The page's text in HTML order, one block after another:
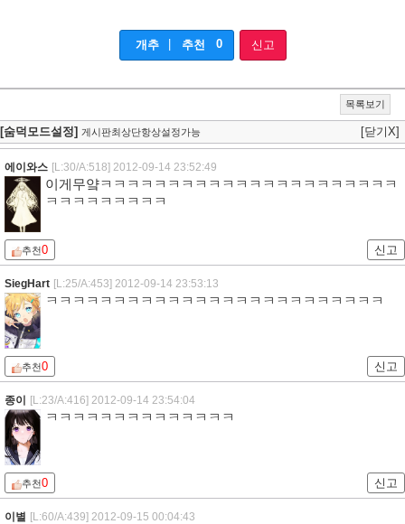
개추 추천 0 신고
목록보기
[숨덕모드설정] 게시판최상단항상설정가능 [닫기X]
에이와스 [L:30/A:518] 2012-09-14 23:52:49
이게무얔ㅋㅋㅋㅋㅋㅋㅋㅋㅋㅋㅋㅋㅋㅋㅋㅋㅋㅋㅋㅋㅋㅋ
ㅋㅋㅋㅋㅋㅋㅋㅋㅋ
추천0 신고
SiegHart [L:25/A:453] 2012-09-14 23:53:13
ㅋㅋㅋㅋㅋㅋㅋㅋㅋㅋㅋㅋㅋㅋㅋㅋㅋㅋㅋㅋㅋㅋㅋㅋㅋ
추천0 신고
종이 [L:23/A:416] 2012-09-14 23:54:04
ㅋㅋㅋㅋㅋㅋㅋㅋㅋㅋㅋㅋㅋㅋ
추천0 신고
이별 [L:60/A:439] 2012-09-15 00:04:43